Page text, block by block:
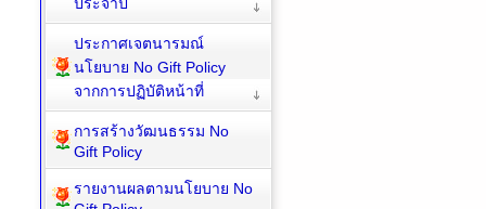
ประกาศเจตนารมณ์
นโยบาย No Gift Policy
จากการปฏิบัติหน้าที่
การสร้างวัฒนธรรม No
Gift Policy
รายงานผลตามนโยบาย No